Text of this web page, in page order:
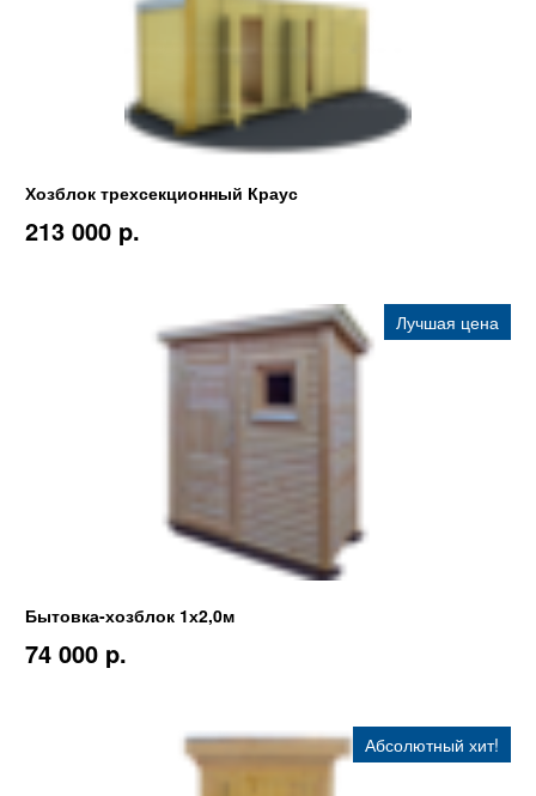
Хозблок трехсекционный Краус
213 000 p.
Лучшая цена
Бытовка-хозблок 1х2,0м
74 000 p.
Абсолютный хит!